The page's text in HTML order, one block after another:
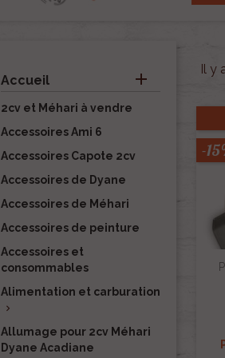
Accueil 
2cv et Méhari à vendre
Accessoires Ami 6
Accessoires Capote 2cv
Accessoires de Dyane
Accessoires de Méhari
Accessoires de peinture
Accessoires et
consommables
Alimentation et carburation

Allumage pour 2cv Méhari
Dyane Acadiane
Il y
-